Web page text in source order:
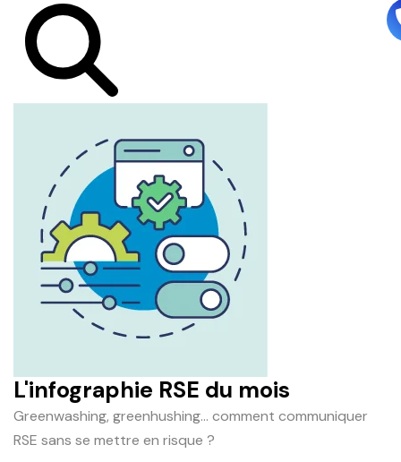
L'infographie RSE du mois
Greenwashing, greenhushing… comment communiquer
RSE sans se mettre en risque ?